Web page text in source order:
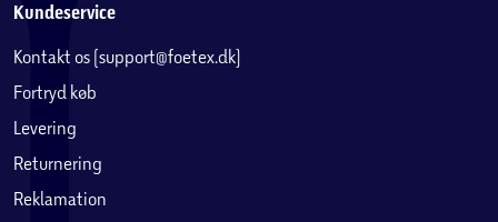
Kundeservice
Kontakt os (support@foetex.dk)
Fortryd køb
Levering
Returnering
Reklamation